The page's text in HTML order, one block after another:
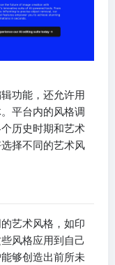
功能，还允许用
平台内的风格调
历史时期和艺术
择不同的艺术风
艺术风格，如印
风格应用到自己
够创造出前所未